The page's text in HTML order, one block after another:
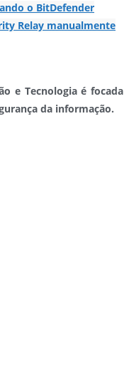
o BitDefender
Relay manualmente
e Tecnologia é focada
da informação.